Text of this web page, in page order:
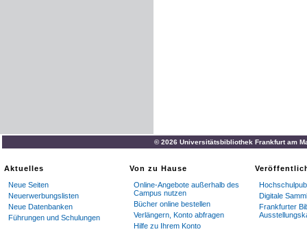
© 2026 Universitätsbibliothek Frankfurt am
Aktuelles
Neue Seiten
Neuerwerbungslisten
Neue Datenbanken
Führungen und Schulungen
Von zu Hause
Online-Angebote außerhalb des
Campus nutzen
Bücher online bestellen
Verlängern, Konto abfragen
Hilfe zu Ihrem Konto
Digitale
Frankfurter